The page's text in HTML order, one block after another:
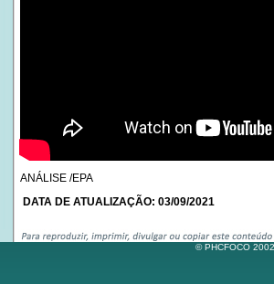
ANÁLISE /EPA
DATA DE ATUALIZAÇÃO: 03/09/2021
© PHCFOCO